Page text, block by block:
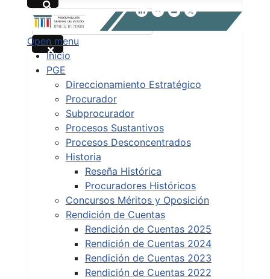
Buscar
Type 2 or more characters for results.
Open menu
Inicio
PGE
Direccionamiento Estratégico
Procurador
Subprocurador
Procesos Sustantivos
Procesos Desconcentrados
Historia
Reseña Histórica
Procuradores Históricos
Concursos Méritos y Oposición
Rendición de Cuentas
Rendición de Cuentas 2025
Rendición de Cuentas 2024
Rendición de Cuentas 2023
Rendición de Cuentas 2022